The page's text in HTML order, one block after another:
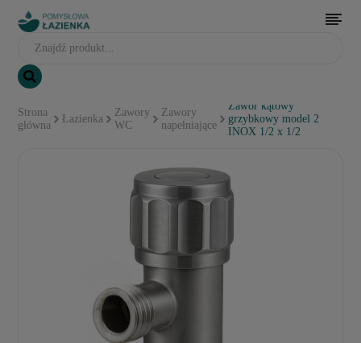
Strona
główna
Łazienka
Zawory
WC
Zawory
napełniające
Zawór kątowy
grzybkowy model 2
INOX 1/2 x 1/2